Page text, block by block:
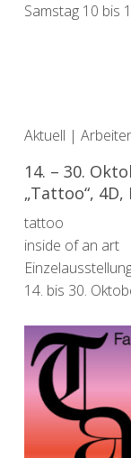
Samstag 10 bis
Aktuell |
14. – 30.
„Tattoo“, 4D,
tattoo
inside of an art
14. bis 30.